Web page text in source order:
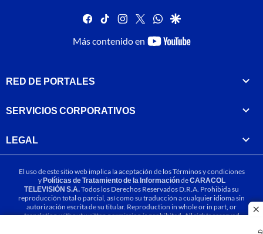
facebook
tiktok instagram
twitterwhatsapp
google
Más contenido en
youtube-
RED DE PORTALES
SERVICIOS CORPORATIVOS
LEGAL
El uso de este sitio web implica la aceptación de losTérminos y condiciones
yPolíticas de Tratamiento de la InformacióndeCARACOL
TELEVISIÓN S.A.Todos los Derechos Reservados D.R.A. Prohibida su
reproducción total o parcial, así como su traducción a cualquier idioma sin
autorización escrita de su titular. Reproduction in whole or in part, or
translation without written permission is prohibited. All rights reserved